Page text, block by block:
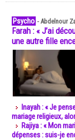
Psycho -Abdelnour
Farah : « J’ai
une autre fille
Inayah : « Je
mariage religieux,
Rajiya : « Mon
dépenses : suis-je